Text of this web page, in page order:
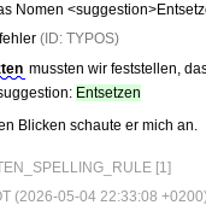
Nomen
(ID: TYPOS)
mussten wir feststellen,
Entsetzen
Blicken schaute er mich an.
[1]
(2026-05-04 22:33:08 +0200)